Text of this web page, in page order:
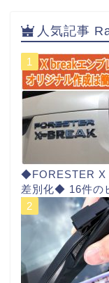
人気記事
◆FORESTER X
差別化◆ 16件の